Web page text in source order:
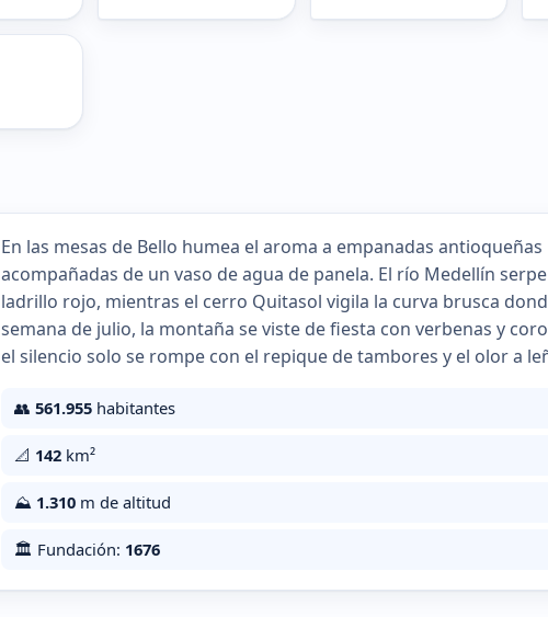
En las mesas de Bello humea el aroma a empanadas
acompañadas de un vaso de agua de panela. El río Medellín
ladrillo rojo, mientras el cerro Quitasol vigila la curva brusca
semana de julio, la montaña se viste de fiesta con verbenas y
el silencio solo se rompe con el repique de tambores y el olor a
👥 561.955 habitantes
📐 142 km²
⛰️ 1.310 m de altitud
🏛️ Fundación: 1676